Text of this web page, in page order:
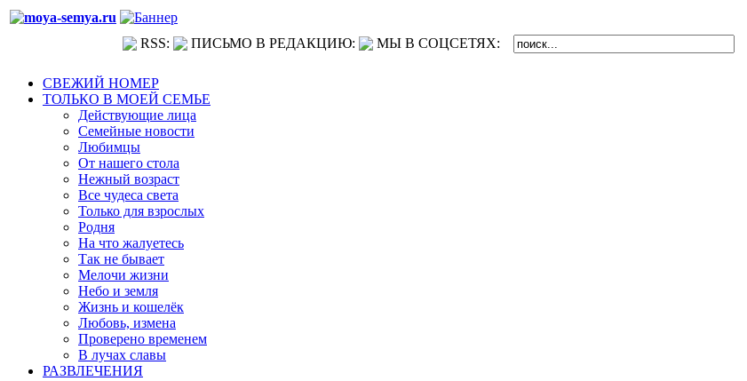
RSS: ПИСЬМО В РЕДАКЦИЮ: МЫ В СОЦСЕТЯХ:
СВЕЖИЙ НОМЕР
ТОЛЬКО В МОЕЙ СЕМЬЕ
Действующие лица
Семейные новости
Любимцы
От нашего стола
Нежный возраст
Все чудеса света
Только для взрослых
Родня
На что жалуетесь
Так не бывает
Мелочи жизни
Небо и земля
Жизнь и кошелёк
Любовь, измена
Проверено временем
В лучах славы
РАЗВЛЕЧЕНИЯ